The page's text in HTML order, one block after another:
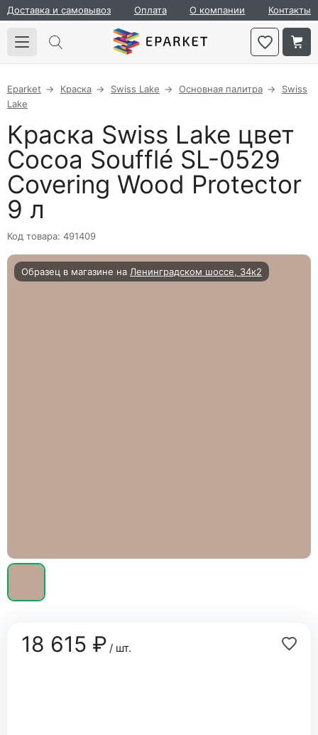
Доставка и самовывоз Оплата О компании Контакты
Eparket Краска Swiss Lake Основная палитра
Swiss
Lake
Краска Swiss Lake цвет
Cocoa Soufflé SL-0529
Covering Wood Protector
9 л
Код товара: 491409
Образец в магазине на Ленинградском шоссе, 34к2
18 615 ₽/ шт.